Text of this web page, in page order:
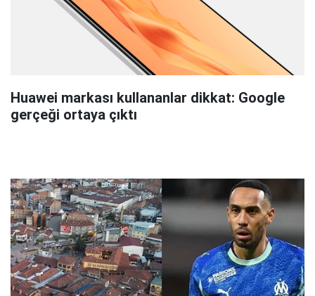
Huawei markası kullananlar dikkat: Google
gerçeği ortaya çıktı